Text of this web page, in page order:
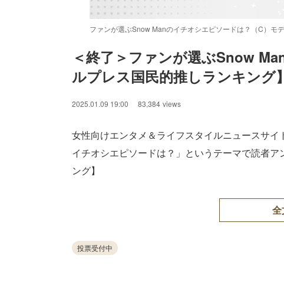
ファンが選ぶSnow Manのイチオシエピソードは？（C）モ
Unmute
＜終了＞ファンが選ぶSnow
ルプレス国民的推しランキング】
2025.01.09 19:00 83,384 views
女性向けエンタメ＆ライフスタイルニュースサ
イチオシエピソードは？」というテーマで読者
ング】
全
投票受付中